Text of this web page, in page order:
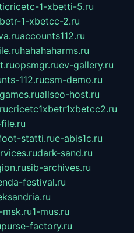
1-xbetti-5.ru
1-xbetcc-2.ru
accounts112.ru
hahahaharms.ru
opsmgr.ruev-gallery.ru
112.rucsm-demo.ru
allseo-host.ru
cricetc1xbetr1xbetcc2.ru
statti.rue-abis1c.ru
dark-sand.ru
sib-archives.ru
festival.ru
1-mus.ru
purse-factory.ru